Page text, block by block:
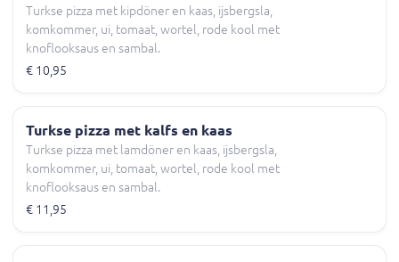
Turkse pizza met kipdöner en kaas, ijsbergsla,
komkommer, ui, tomaat, wortel, rode kool met
knoflooksaus en sambal.
€ 10,95
Turkse pizza met kalfs en kaas
Turkse pizza met lamdöner en kaas, ijsbergsla,
komkommer, ui, tomaat, wortel, rode kool met
knoflooksaus en sambal.
€ 11,95